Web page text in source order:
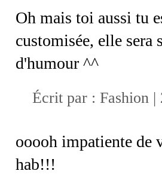
Oh mais toi aussi tu
customisée, elle
d'humour ^^
Écrit par : Fashion |
ooooh impatiente de
hab!!!